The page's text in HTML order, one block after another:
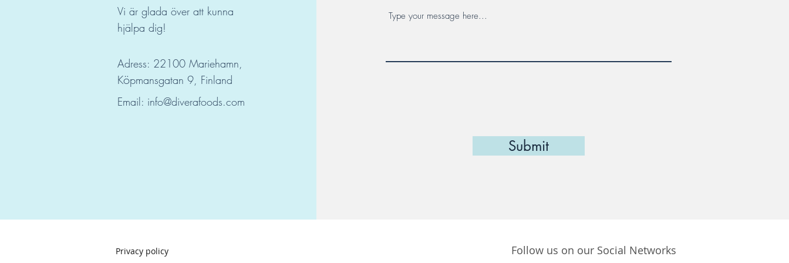
Vi är glada över att kunna
hjälpa dig!
Adress: 22100 Mariehamn,
Köpmansgatan 9, Finland
Email: info@diverafoods.com
Submit
Privacy policy Follow us on our Social Networks